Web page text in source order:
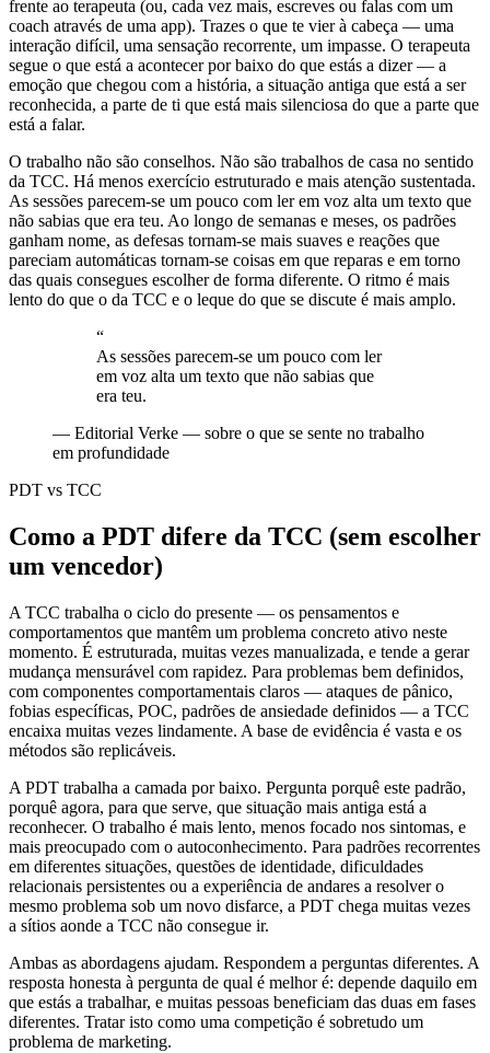
frente ao terapeuta (ou, cada vez mais, escreves ou falas com um
coach através de uma app). Trazes o que te vier à cabeça — uma
interação difícil, uma sensação recorrente, um impasse. O terapeuta
segue o que está a acontecer por baixo do que estás a dizer — a
emoção que chegou com a história, a situação antiga que está a ser
reconhecida, a parte de ti que está mais silenciosa do que a parte que
está a falar.
O trabalho não são conselhos. Não são trabalhos de casa no sentido
da TCC. Há menos exercício estruturado e mais atenção sustentada.
As sessões parecem-se um pouco com ler em voz alta um texto que
não sabias que era teu. Ao longo de semanas e meses, os padrões
ganham nome, as defesas tornam-se mais suaves e reações que
pareciam automáticas tornam-se coisas em que reparas e em torno
das quais consegues escolher de forma diferente. O ritmo é mais
lento do que o da TCC e o leque do que se discute é mais amplo.
“
As sessões parecem-se um pouco com ler
em voz alta um texto que não sabias que
era teu.
— Editorial Verke — sobre o que se sente no trabalho
em profundidade
PDT vs TCC
Como a PDT difere da TCC (sem escolher
um vencedor)
A TCC trabalha o ciclo do presente — os pensamentos e
comportamentos que mantêm um problema concreto ativo neste
momento. É estruturada, muitas vezes manualizada, e tende a gerar
mudança mensurável com rapidez. Para problemas bem definidos,
com componentes comportamentais claros — ataques de pânico,
fobias específicas, POC, padrões de ansiedade definidos — a TCC
encaixa muitas vezes lindamente. A base de evidência é vasta e os
métodos são replicáveis.
A PDT trabalha a camada por baixo. Pergunta porquê este padrão,
porquê agora, para que serve, que situação mais antiga está a
reconhecer. O trabalho é mais lento, menos focado nos sintomas, e
mais preocupado com o autoconhecimento. Para padrões recorrentes
em diferentes situações, questões de identidade, dificuldades
relacionais persistentes ou a experiência de andares a resolver o
mesmo problema sob um novo disfarce, a PDT chega muitas vezes
a sítios aonde a TCC não consegue ir.
Ambas as abordagens ajudam. Respondem a perguntas diferentes. A
resposta honesta à pergunta de qual é melhor é: depende daquilo em
que estás a trabalhar, e muitas pessoas beneficiam das duas em fases
diferentes. Tratar isto como uma competição é sobretudo um
problema de marketing.